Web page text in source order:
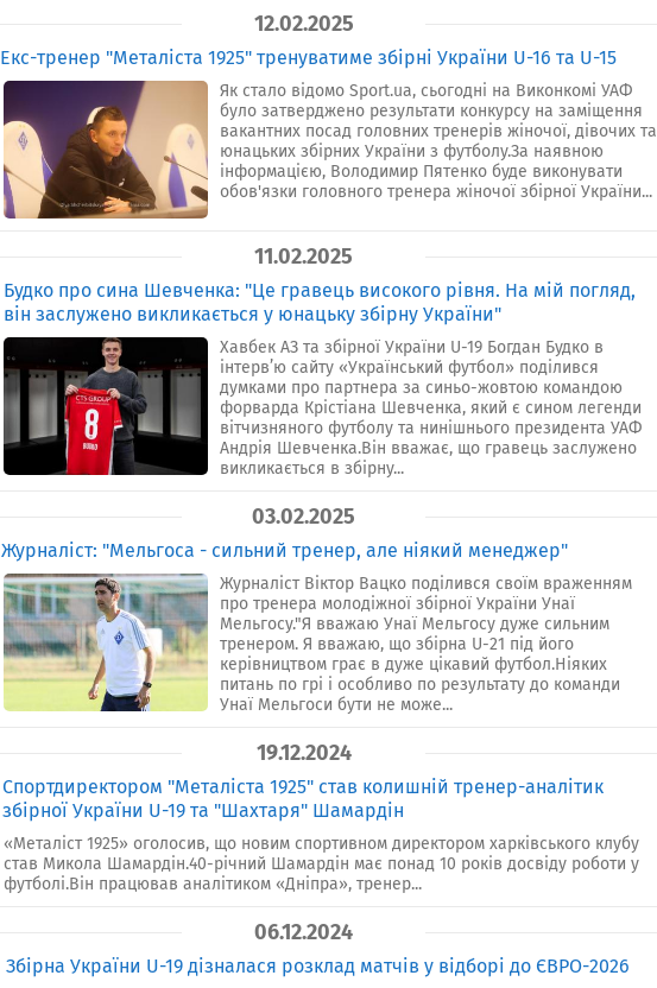
12.02.2025
Екс-тренер "Металіста 1925" тренуватиме збірні України U-16 та U-15
Як стало відомо Sport.ua, сьогодні на Виконкомі УАФ
було затверджено результати конкурсу на заміщення
вакантних посад головних тренерів жіночої, дівочих та
юнацьких збірних України з футболу.За наявною
інформацією, Володимир Пятенко буде виконувати
обов'язки головного тренера жіночої збірної України...
11.02.2025
Будко про сина Шевченка: "Це гравець високого рівня. На мій погляд,
він заслужено викликається у юнацьку збірну України"
Хавбек АЗ та збірної України U-19 Богдан Будко в
інтерв’ю сайту «Український футбол» поділився
думками про партнера за синьо-жовтою командою
форварда Крістіана Шевченка, який є сином легенди
вітчизняного футболу та нинішнього президента УАФ
Андрія Шевченка.Він вважає, що гравець заслужено
викликається в збірну...
03.02.2025
Журналіст: "Мельгоса - сильний тренер, але ніякий менеджер"
Журналіст Віктор Вацко поділився своїм враженням
про тренера молодіжної збірної України Унаї
Мельгосу."Я вважаю Унаї Мельгосу дуже сильним
тренером. Я вважаю, що збірна U-21 під його
керівництвом грає в дуже цікавий футбол.Ніяких
питань по грі і особливо по результату до команди
Унаї Мельгоси бути не може...
19.12.2024
Спортдиректором "Металіста 1925" став колишній тренер-аналітик
збірної України U-19 та "Шахтаря" Шамардін
«Металіст 1925» оголосив, що новим спортивном директором харківського клубу
став Микола Шамардін.40-річний Шамардін має понад 10 років досвіду роботи у
футболі.Він працював аналітиком «Дніпра», тренер...
06.12.2024
Збірна України U-19 дізналася розклад матчів у відборі до ЄВРО-2026